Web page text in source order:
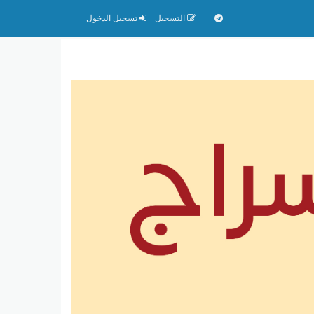
التسجيل تسجيل الدخول